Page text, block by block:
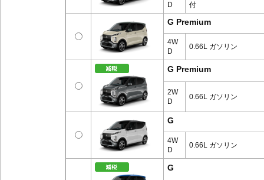
D
付
G Premium
4W
D
0.66L ガソリン
G Premium
2W
D
0.66L ガソリン
G
4W
D
0.66L ガソリン
G